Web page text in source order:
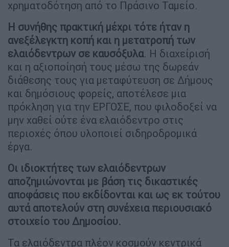
χρηματοδότηση από το Πράσινο Ταμείο.
Η συνήθης πρακτική μέχρι τότε ήταν η
ανεξέλεγκτη κοπή και η μετατροπή των
ελαιόδεντρων σε καυσόξυλα. Η διαχείρισή
και η αξιοποίησή τους μέσω της δωρεάν
διάθεσης τους για μεταφύτευση σε Δήμους
και δημόσιους φορείς, αποτέλεσε μια
πρόκληση για την ΕΡΓΟΣΕ, που φιλοδοξεί να
μην χαθεί ούτε ένα ελαιόδεντρο στις
περιοχές όπου υλοποιεί σιδηροδρομικά
έργα.
Οι ιδιοκτήτες των ελαιόδεντρων
αποζημιώνονται με βάση τις δικαστικές
αποφάσεις που εκδίδονται και ως εκ τούτου
αυτά αποτελούν στη συνέχεια περιουσιακό
στοιχείο του Δημοσίου.
Τα ελαιόδεντρα πλέον κοσμούν κεντρικά